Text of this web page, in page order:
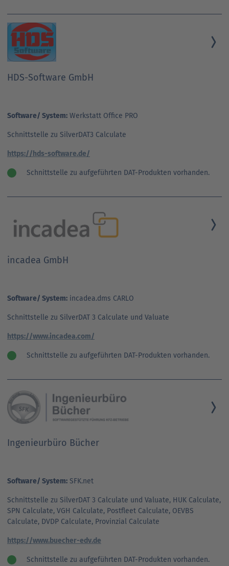
HDS-Software GmbH
Software/ System: Werkstatt Office PRO
Schnittstelle zu SilverDAT3 Calculate
https://hds-software.de/
Schnittstelle zu aufgeführten DAT-Produkten vorhanden.
incadea GmbH
Software/ System: incadea.dms CARLO
Schnittstelle zu SilverDAT 3 Calculate und Valuate
https://www.incadea.com/
Schnittstelle zu aufgeführten DAT-Produkten vorhanden.
Ingenieurbüro Bücher
Software/ System: SFK.net
Schnittstelle zu SilverDAT 3 Calculate und Valuate, HUK Calculate,
SPN Calculate, VGH Calculate, Postfleet Calculate, OEVBS
Calculate, DVDP Calculate, Provinzial Calculate
https://www.buecher-edv.de
Schnittstelle zu aufgeführten DAT-Produkten vorhanden.